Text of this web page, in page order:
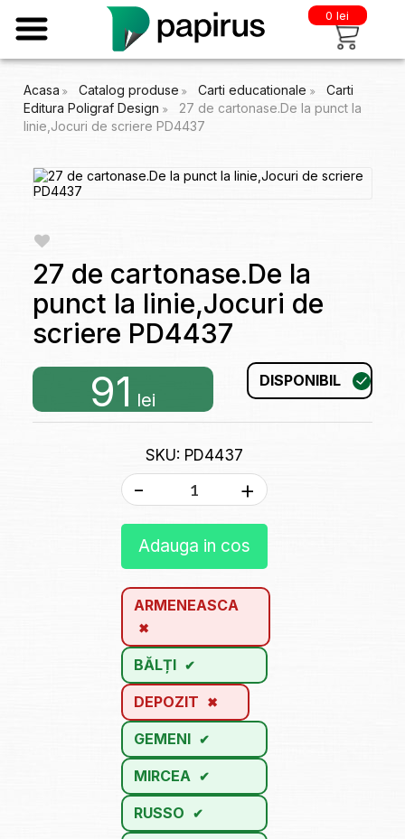
0 lei
Acasa Catalog produse Carti educationale
Carti
Editura Poligraf Design
27 de cartonase.De la punct la
linie,Jocuri de scriere PD4437
27 de cartonase.De la
punct la linie,Jocuri de
scriere PD4437
91 lei
DISPONIBIL
SKU: PD4437
- +
Adauga in cos
ARMENEASCA
BĂLȚI
DEPOZIT
GEMENI
MIRCEA
RUSSO